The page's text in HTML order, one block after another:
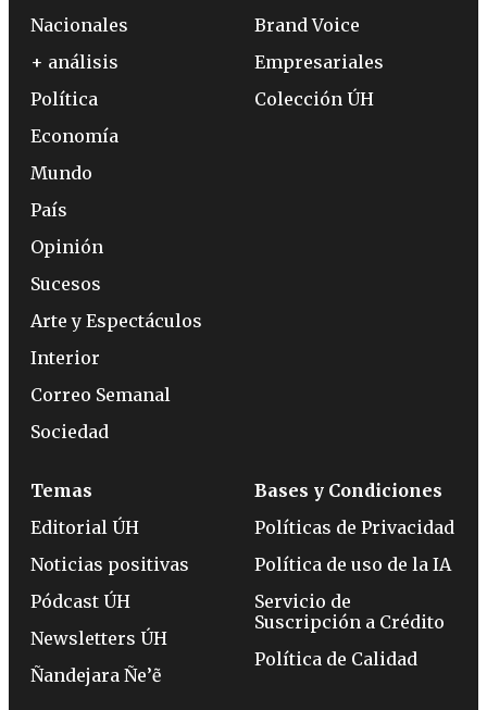
Nacionales
+ análisis
Política
Economía
Mundo
País
Opinión
Sucesos
Arte y Espectáculos
Interior
Correo Semanal
Sociedad
Brand Voice
Empresariales
Colección ÚH
Temas
Editorial ÚH
Noticias positivas
Pódcast ÚH
Newsletters ÚH
Ñandejara Ñe’ẽ
Bases y Condiciones
Políticas de Privacidad
Política de uso de la IA
Servicio de
Suscripción a Crédito
Política de Calidad